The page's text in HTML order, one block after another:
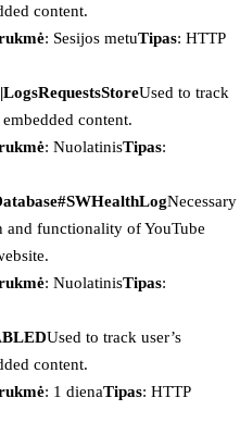
content.
: Sesijos metuTipas: HTTP
Used to track
content.
: NuolatinisTipas:
Necessary
and functionality of YouTube
: NuolatinisTipas:
Used to track user’s
content.
: 1 dienaTipas: HTTP